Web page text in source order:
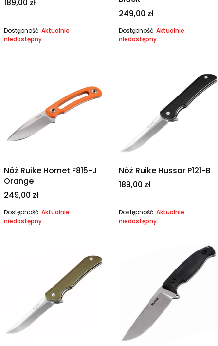
Cena
189,00 zł
Dostępność: Aktualnie
niedostępny
Cena
249,00 zł
Dostępność: Aktualnie
niedostępny
Nóż Ruike Hornet F815-J
Orange
Cena
249,00 zł
Dostępność: Aktualnie
niedostępny
Nóż Ruike Hussar P121-B
Cena
189,00 zł
Dostępność: Aktualnie
niedostępny